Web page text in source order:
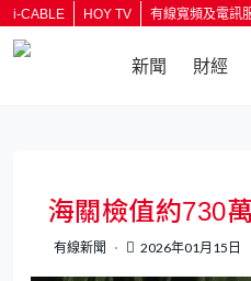
i-CABLE HOY TV 有線寬頻及電訊
新聞 財經
海關檢值約730
有線新聞 2026年01月15日